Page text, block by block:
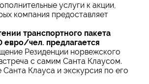
услуги к акции,
компания предоставляет
транспортного пакета
евро/чел. предлагается
Резиденции норвежского
с самим Санта Клаусом.
Клауса и экскурсия по его